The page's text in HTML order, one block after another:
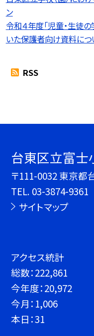
ン
令和４年度「児童・生徒
いた保護者向け資料につ
RSS
台東区立富士
〒111-0032 東京都
TEL. 03-3874-9361
サイトマップ
アクセス統計
総数：222,861
今年度：20,972
今月： 1,006
本日：31